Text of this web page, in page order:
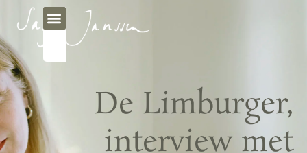
De Limburger,
interview met